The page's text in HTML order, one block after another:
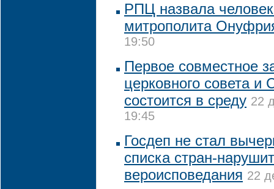
РПЦ назвала
митрополита
19:50
Первое совместное
церковного совета
состоится в среду 22
19:45
Госдеп не стал
списка стран-
вероисповедания 22